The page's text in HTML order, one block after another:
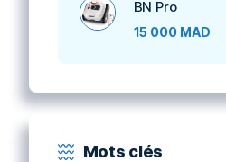
BN Pro
15 000 MAD
Mots clés